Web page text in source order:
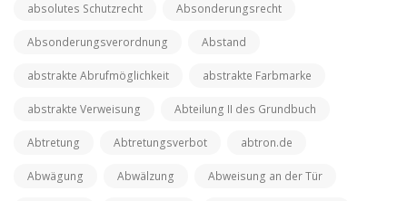
absolutes Schutzrecht Absonderungsrecht
Absonderungsverordnung Abstand
abstrakte Abrufmöglichkeit abstrakte Farbmarke
abstrakte Verweisung Abteilung II des Grundbuch
Abtretung Abtretungsverbot abtron.de
Abwägung Abwälzung Abweisung an der Tür